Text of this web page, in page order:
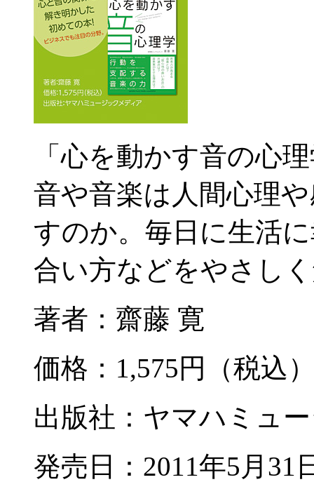
「心を動かす音の心
音や音楽は人間心理
すのか。毎日に生活
合い方などをやさし
著者：齋藤 寛
価格：1,575円（税込
出版社：ヤマハミュ
発売日：2011年5月31